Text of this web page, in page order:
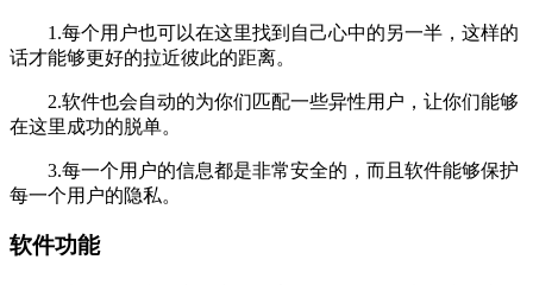
1.每个用户也可以在这里找到自己心中的另一半，这样的
话才能够更好的拉近彼此的距离。
2.软件也会自动的为你们匹配一些异性用户，让你们能够
在这里成功的脱单。
3.每一个用户的信息都是非常安全的，而且软件能够保护
每一个用户的隐私。
软件功能